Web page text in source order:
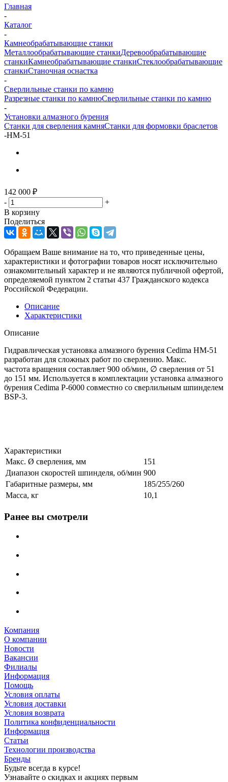
Главная
-
Каталог
-
Камнеобрабатывающие станки
Металлообрабатывающие станкиДеревообрабатывающие
станкиКамнеобрабатывающие станкиСтеклообрабатывающие
станкиСтаночная оснастка
-
Сверлильные станки по камню
Разрезные станки по камнюСверлильные станки по камню
-
Установки алмазного бурения
Станки для сверления камняСтанки для формовки браслетов
-HM-51
142 000 ₽
-
+
В корзину
Поделиться
Обращаем Ваше внимание на то, что приведенные цены,
характеристики и фотографии товаров носят исключительно
ознакомительный характер и не являются публичной офертой,
определяемой пунктом 2 статьи 437 Гражданского кодекса
Российской Федерации.
Описание
Характеристики
Описание
Гидравлическая установка алмазного бурения Cedima HM-51
разработан для сложных работ по сверлению. Макс.
частота вращения составляет 900 об/мин, ∅ сверления от 51
до 151 мм. Используется в комплектации установка алмазного
бурения Cedima P-6000 совместно со сверлильным шпинделем
BSP-3.
Характеристики
Макс. Ø сверления, мм
151
Диапазон скоростей шпинделя, об/мин 900
Габаритные размеры, мм
185/255/260
Масса, кг
10,1
Ранее вы смотрели
Компания
О компании
Новости
Вакансии
Филиалы
Информация
Помощь
Условия оплаты
Условия доставки
Условия возврата
Политика конфиденциальности
Информация
Статьи
Технологии производства
Бренды
Будьте всегда в курсе!
Узнавайте о скидках и акциях первым